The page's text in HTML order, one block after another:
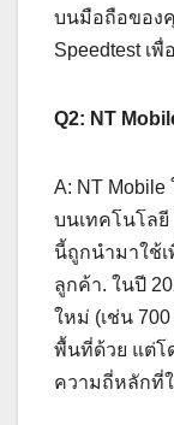
บนมือถือของ
Speedtest เ
Q2: NT
A: NT
บนเทคโนโลยี
นี้ถูกนำมาใช้เ
ลูกค้า. ในปี
ใหม่ (เช่น
พื้นที่ด้วย แต่โ
ความถี่หลักที่